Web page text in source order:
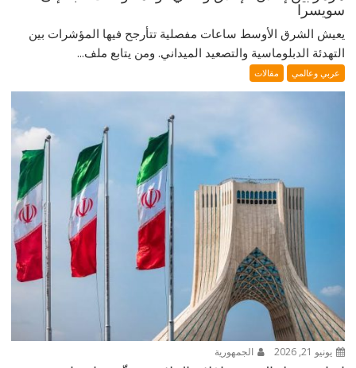
سويسرا
يعيش الشرق الأوسط ساعات مفصلية تتأرجح فيها المؤشرات بين
التهدئة الدبلوماسية والتصعيد الميداني. ومن يتابع ملف...
عربي وعالمي مقالات
يونيو 21, 2026 الجمهورية